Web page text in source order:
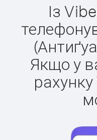
Із
Якщо у